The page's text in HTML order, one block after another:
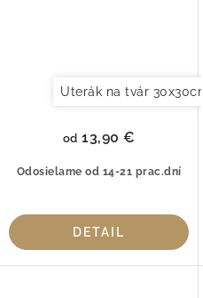
Uterák na tvár 30x30cm
Odosielame od 14-21 prac.dní
od 13,90 €
DETAIL